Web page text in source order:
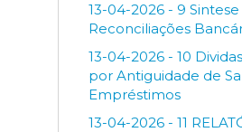
13-04-2026 - 9 Sintese
Reconciliações
13-04-2026 - 10
por Antiguidade de
Empréstimos
13-04-2026 - 11